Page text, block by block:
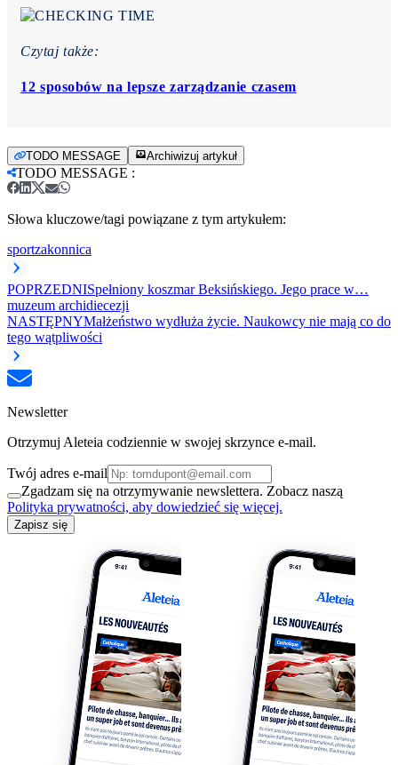
Czytaj także:
12 sposobów na lepsze zarządzanie czasem
TODO MESSAGE Archiwizuj artykuł
TODO MESSAGE :
Słowa kluczowe/tagi powiązane z tym artykułem:
sportzakonnica
POPRZEDNISpełniony koszmar Beksińskiego. Jego prace w…
muzeum archidiecezji
NASTĘPNYMałżeństwo wydłuża życie. Naukowcy nie mają co do
tego wątpliwości
Newsletter
Otrzymuj Aleteia codziennie w swojej skrzynce e-mail.
Twój adres e-mail
Zgadzam się na otrzymywanie newslettera. Zobacz naszą
Polityka prywatności, aby dowiedzieć się więcej.
Zapisz się